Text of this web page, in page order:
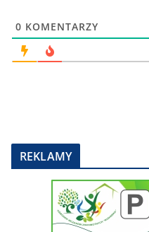
0 KOMENTARZY
REKLAMY